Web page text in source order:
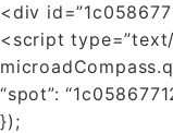
<div
<script
“spot”:
});